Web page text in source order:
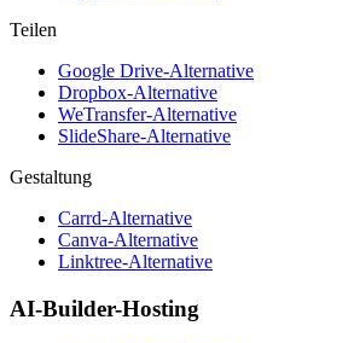
Teilen
Google Drive-Alternative
Dropbox-Alternative
WeTransfer-Alternative
SlideShare-Alternative
Gestaltung
Carrd-Alternative
Canva-Alternative
Linktree-Alternative
AI-Builder-Hosting